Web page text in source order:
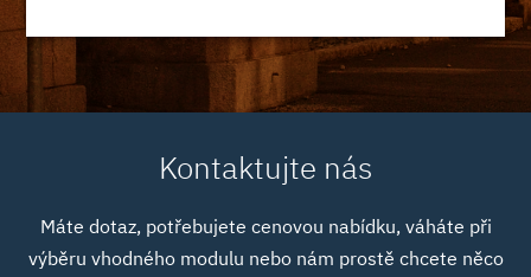
Kontaktujte nás
Máte dotaz, potřebujete cenovou nabídku, váháte při
výběru vhodného modulu nebo nám prostě chcete něco